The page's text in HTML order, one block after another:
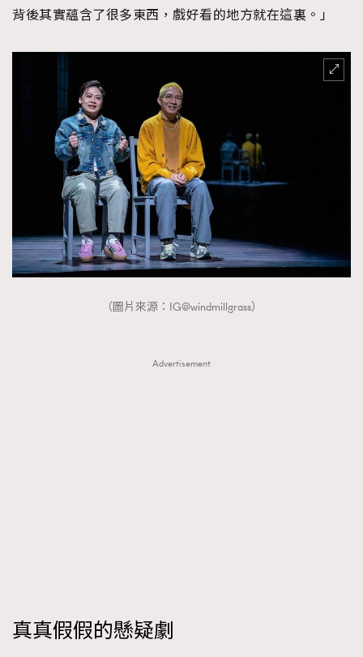
背後其實蘊含了很多東西，戲好看的地方就在這裏。」
（圖片來源：IG@windmillgrass）
Advertisement
真真假假的懸疑劇